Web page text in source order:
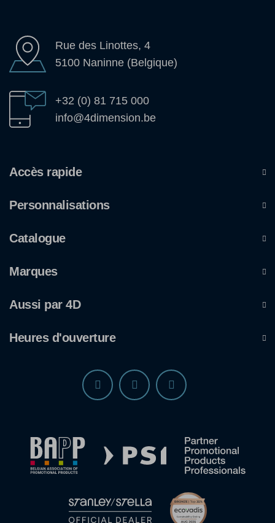
Rue des Linottes, 4
5100 Naninne (Belgique)
+32 (0) 81 715 000
info@4dimension.be
Accès rapide
Personnalisations
Catalogue
Marques
Aussi par 4D
Heures d'ouverture